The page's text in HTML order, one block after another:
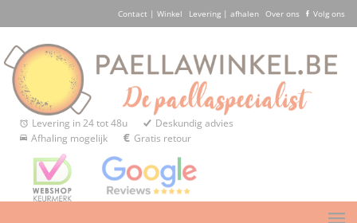
Contact | Winkel Levering | afhalen Over ons Volg ons
Levering in 24 tot 48u
Deskundig advies
Afhaling mogelijk
Gratis retour